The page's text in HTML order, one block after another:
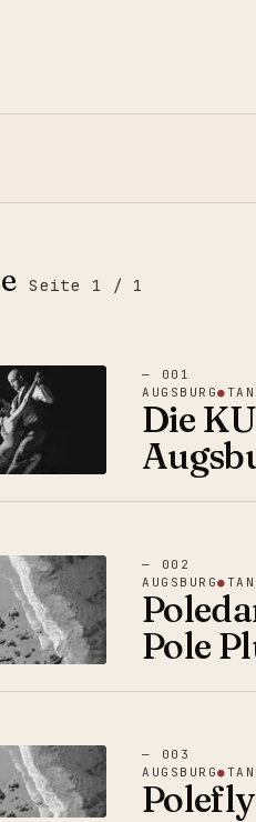
Seite 1 / 1
—
001
AUGSBURG●
Die
—
002
AUGSBURG●
Pole
—
003
AUGSBURG●